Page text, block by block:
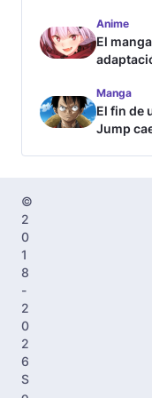
Anime
El
Manga
El fin de
Jump
©
2
0
1
8
-
2
0
2
6
S